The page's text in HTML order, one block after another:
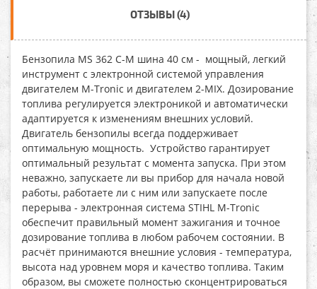
ОТЗЫВЫ (4)
Бензопила MS 362 C-M шина 40 см - мощный, легкий
инструмент с электронной системой управления
двигателем M-Tronic и двигателем 2-MIX. Дозирование
топлива регулируется электроникой и автоматически
адаптируется к изменениям внешних условий.
Двигатель бензопилы всегда поддерживает
оптимальную мощность. Устройство гарантирует
оптимальный результат с момента запуска. При этом
неважно, запускаете ли вы прибор для начала новой
работы, работаете ли с ним или запускаете после
перерыва - электронная система STIHL M-Tronic
обеспечит правильный момент зажигания и точное
дозирование топлива в любом рабочем состоянии. В
расчёт принимаются внешние условия - температура,
высота над уровнем моря и качество топлива. Таким
образом, вы сможете полностью сконцентрироваться